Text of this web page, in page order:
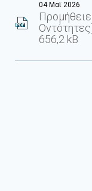
04 Μαϊ 2026
656,2 kB